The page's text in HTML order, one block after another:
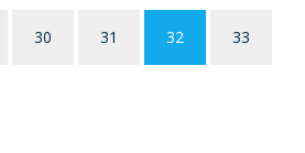
30 31 32 33